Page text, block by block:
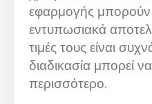
εφαρμογής
εντυπωσιακά
τιμές τους είναι
διαδικασία μπορεί
περισσότερο.